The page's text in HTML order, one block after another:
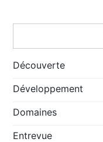
Découverte
Développement
Domaines
Entrevue